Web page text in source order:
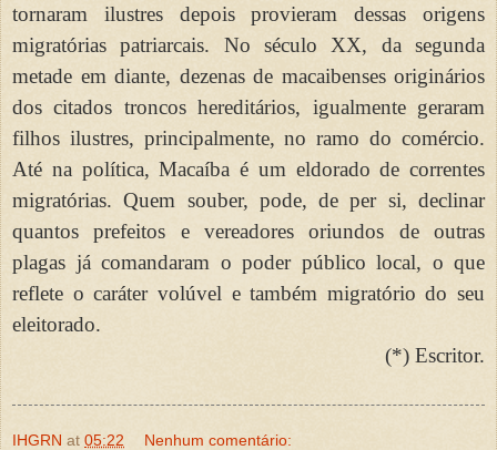
tornaram ilustres depois provieram dessas origens
migratórias patriarcais. No século XX, da segunda
metade em diante, dezenas de macaibenses originários
dos citados troncos hereditários, igualmente geraram
filhos ilustres, principalmente, no ramo do comércio.
Até na política, Macaíba é um eldorado de correntes
migratórias. Quem souber, pode, de per si, declinar
quantos prefeitos e vereadores oriundos de outras
plagas já comandaram o poder público local, o que
reflete o caráter volúvel e também migratório do seu
eleitorado.
(*) Escritor.
IHGRN at 05:22 Nenhum comentário: